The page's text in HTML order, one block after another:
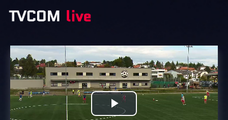
Přehrát